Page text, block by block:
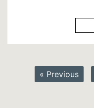
« Previous